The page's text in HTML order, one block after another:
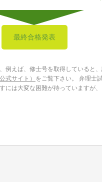
最終合格発表
例えば、修士号を取得している
式サイト） をご覧下さい。 弁理士
には大変な困難が待っていますが